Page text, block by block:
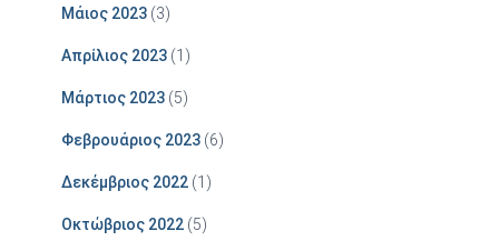
Μάιος 2023 (3)
Απρίλιος 2023 (1)
Μάρτιος 2023 (5)
Φεβρουάριος 2023 (6)
Δεκέμβριος 2022 (1)
Οκτώβριος 2022 (5)